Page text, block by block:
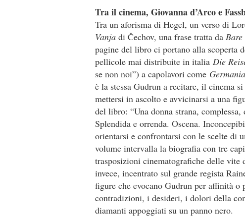
Tra il cinema, Giovanna d’Arco e
Tra un aforisma di Hegel, un verso di
Vanja di Čechov, una frase tratta da
pagine del libro ci portano alla scoperta
pellicole mai distribuite in italia Die
se non noi”) a capolavori come
è la stessa Gudrun a recitare, il cinema
mettersi in ascolto e avvicinarsi a una
del libro: “Una donna strana,
Splendida e orrenda. Oscena.
orientarsi e confrontarsi con le scelte di
volume intervalla la biografia con tre
trasposizioni cinematografiche delle vite
invece, incentrato sul grande regista
figure che evocano Gudrun per affinità
contradizioni, i desideri, i dolori della
diamanti appoggiati su un panno nero.